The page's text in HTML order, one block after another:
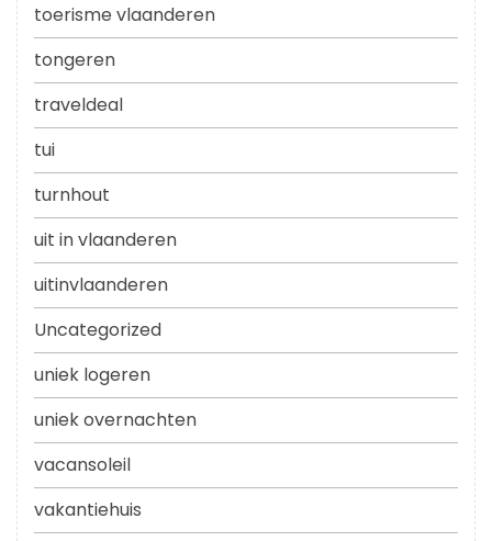
toerisme vlaanderen
tongeren
traveldeal
tui
turnhout
uit in vlaanderen
uitinvlaanderen
Uncategorized
uniek logeren
uniek overnachten
vacansoleil
vakantiehuis